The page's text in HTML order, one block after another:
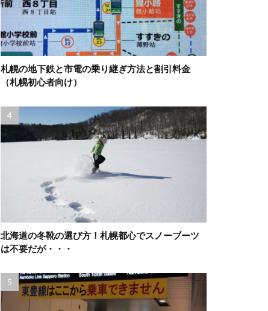
札幌の地下鉄と市電の乗り継ぎ方法と割引料金
（札幌初心者向け）
北海道の冬靴の選び方！札幌都心でスノーブーツ
は不要だが・・・